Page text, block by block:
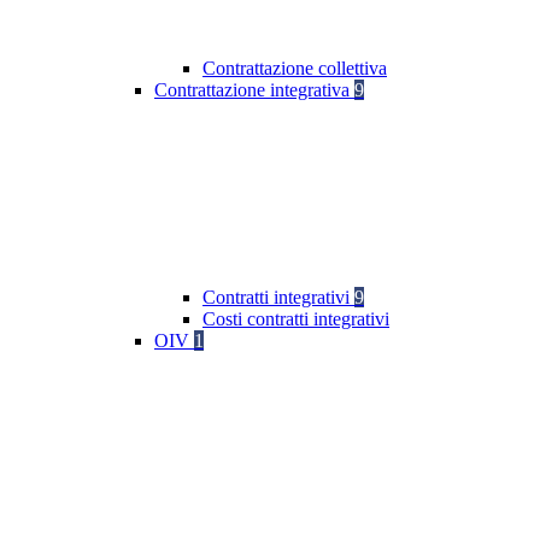
Contrattazione collettiva
Contrattazione integrativa 9
Contratti integrativi 9
Costi contratti integrativi
OIV 1